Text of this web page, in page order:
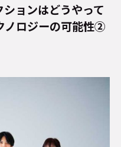
ョンはどうやって
ロジーの可能性②